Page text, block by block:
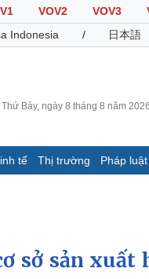
VOV2 VOV3
Indonesia / 日本語
Thứ Bảy, ngày 8 tháng 8 năm 2026
tế Thị trường Pháp luật
Hồ sơ
sở sản xuất